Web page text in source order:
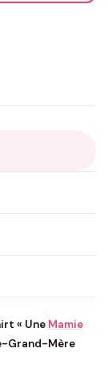
fabrication
« Une Mamie
Grand-Mère